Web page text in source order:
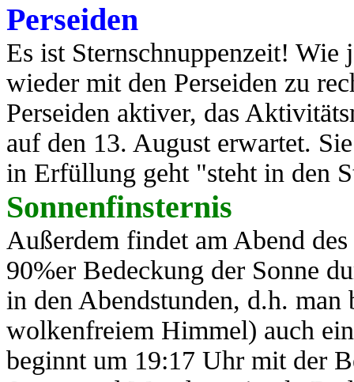
Perseiden
Es ist Sternschnuppenzeit! Wie
wieder mit den Perseiden zu
Perseiden aktiver, das
auf den 13. August erwartet.
in Erfüllung geht "steht in den
Sonnenfinsternis
Außerdem findet am Abend
90%er Bedeckung der Sonne
in den Abendstunden, d.h. man
wolkenfreiem Himmel) auch
beginnt um 19:17 Uhr mit der